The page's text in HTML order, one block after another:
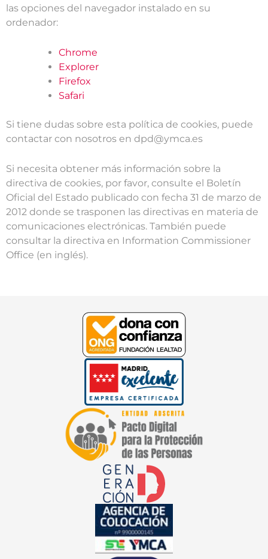
las opciones del navegador instalado en su
ordenador:
Chrome
Explorer
Firefox
Safari
Si tiene dudas sobre esta política de cookies, puede
contactar con nosotros en dpd@ymca.es
Si necesita obtener más información sobre la
directiva de cookies, por favor, consulte el Boletín
Oficial del Estado publicado con fecha 31 de marzo de
2012 donde se trasponen las directivas en materia de
comunicaciones electrónicas. También puede
consultar la directiva en Information Commissioner
Office (en inglés).